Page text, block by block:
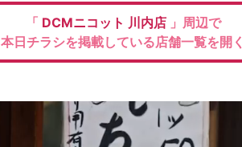
「 DCMニコット 川内店 」周辺で
本日チラシを掲載している店舗一覧を開く